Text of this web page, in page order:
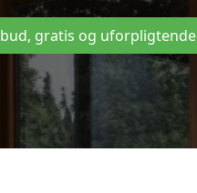
gratis og uforpligtende